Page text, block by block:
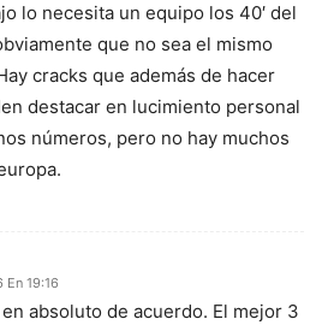
lo necesita un equipo los 40′ del
que no sea el mismo
cracks que además de hacer
destacar en lucimiento personal
números, pero no hay muchos
En 19:16
absoluto de acuerdo. El mejor 3